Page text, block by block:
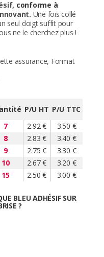
conforme à
. Une fois collé
seul doigt suffit pour
ne le cherchez plus !
assurance, Format
P/U HT P/U TTC
7 2.92 €
3.50 €
8 2.83 €
3.40 €
9 2.75 €
3.30 €
10 2.67 €
3.20 €
15 2.50 € 3.00 €
BLEU ADHÉSIF SUR
?